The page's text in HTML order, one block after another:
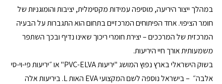
במהלך ייצור היריעה, מוסיפה עמידות מקסימלית, יציבות והומוגניות של
חומר הציפוי. אחד הפיתוחים המרכזיים בתחום הוא התגברות על הבעיה
המרכזית של המרככים – יצירת חומרי ריכוך שאינו נדיף ובכך השתפר
משמעותית אורך חיי היריעות.
בשוק הישראלי בארץ נפוץ המושג "יריעות PVC-ELVA" או ״יריעות פי-וי-סי
אלבה״  – בישראל נוספה לשם המקצועי EVA האות L. ביריעות אלה